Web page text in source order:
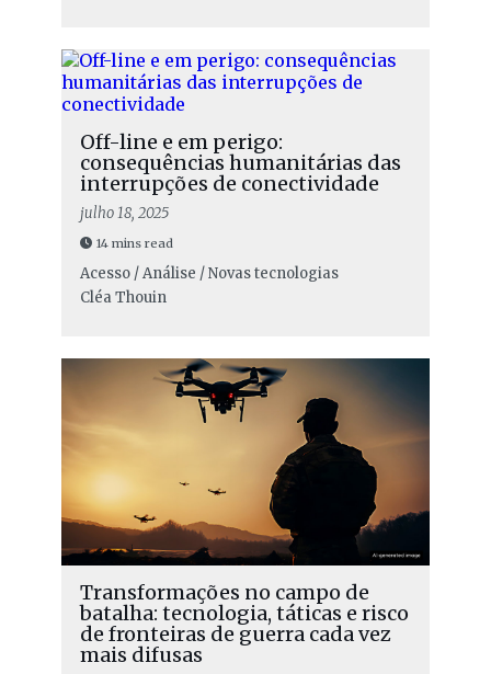
Off-line e em perigo:
consequências humanitárias das
interrupções de conectividade
julho 18, 2025
14 mins read
Acesso / Análise / Novas tecnologias
Cléa Thouin
Transformações no campo de
batalha: tecnologia, táticas e risco
de fronteiras de guerra cada vez
mais difusas